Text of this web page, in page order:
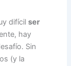
difícilser
hay
Sin
(y la